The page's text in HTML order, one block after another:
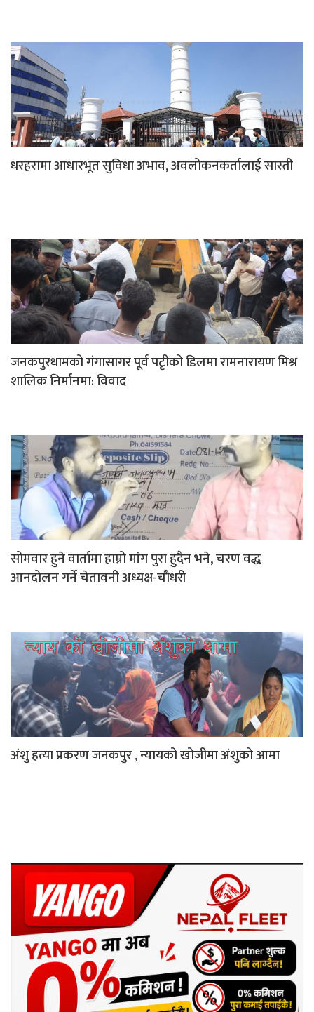
धरहरामा आधारभूत सुविधा अभाव, अवलोकनकर्तालाई सास्ती
जनकपुरधामको गंगासागर पूर्व पटृीको डिलमा रामनारायण मिश्र
शालिक निर्मानमा: विवाद
सोमवार हुने वार्तामा हाम्रो मांग पुरा हुदैन भने, चरण वद्ध
आनदोलन गर्ने चेतावनी अध्यक्ष-चौधरी
अंशु हत्या प्रकरण जनकपुर , न्यायको खोजीमा अंशुको आमा